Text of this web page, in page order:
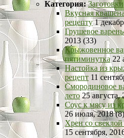
Категория: Заготовки
Вкусная
рецепту1
Грушевое
2013 (33)
Крыжовенное
пятиминутка22
Настойка из
рецепт 11
Смородиновое
лето 25 августа,
Соус к мясу из
26 июля, 2018 (8)
Хрен со свеклой
15 сентября,